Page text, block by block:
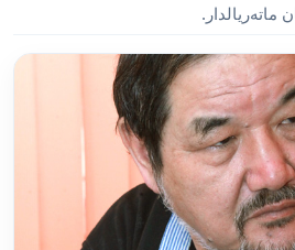
ماتەريالدار.